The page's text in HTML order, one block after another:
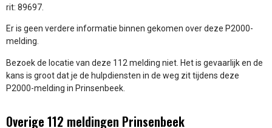
rit: 89697.
Er is geen verdere informatie binnen gekomen over deze P2000-
melding.
Bezoek de locatie van deze 112 melding niet. Het is gevaarlijk en de
kans is groot dat je de hulpdiensten in de weg zit tijdens deze
P2000-melding in Prinsenbeek.
Overige 112 meldingen Prinsenbeek